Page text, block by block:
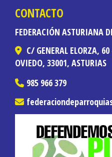
CONTACTO
FEDERACIÓN ASTURIANA
C/ GENERAL ELORZA, 60
OVIEDO, 33001, ASTURIAS
985 966 379